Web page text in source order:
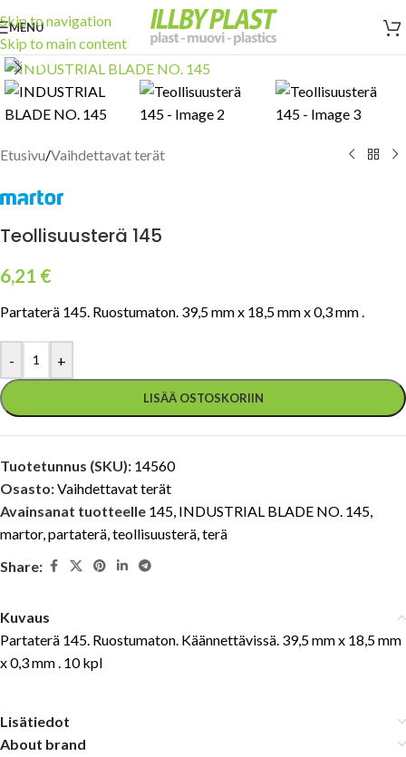
Skip to navigation
Skip to main content
MENU
Click to enlarge
Etusivu/Vaihdettavat terät
Teollisuusterä 145
6,21 €
Partaterä 145. Ruostumaton. 39,5 mm x 18,5 mm x 0,3 mm .
- +
LISÄÄ OSTOSKORIIN
Tuotetunnus (SKU): 14560
Osasto:Vaihdettavat terät
Avainsanat tuotteelle 145, INDUSTRIAL BLADE NO. 145,
martor,partaterä,teollisuusterä,terä
Share:
Kuvaus
Partaterä 145. Ruostumaton. Käännettävissä. 39,5 mm x 18,5 mm
x 0,3 mm . 10 kpl
Lisätiedot
About brand